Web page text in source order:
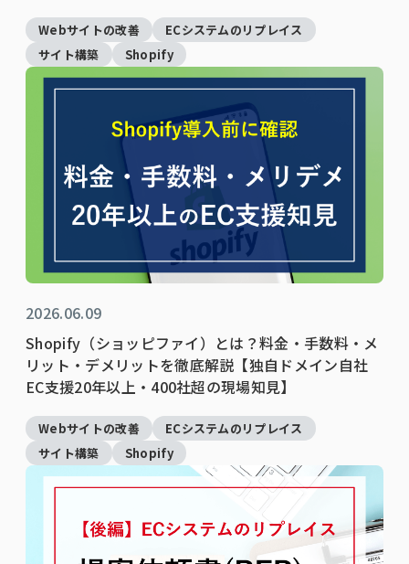
Webサイトの改善
ECシステムのリプレイス
サイト構築
Shopify
2026.06.09
Shopify（ショッピファイ）とは？料金・手数料・メ
リット・デメリットを徹底解説【独自ドメイン自社
EC支援20年以上・400社超の現場知見】
Webサイトの改善
ECシステムのリプレイス
サイト構築
Shopify